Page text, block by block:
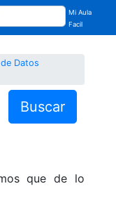
Mi Aula
Facil
Datos
Buscar
que de lo